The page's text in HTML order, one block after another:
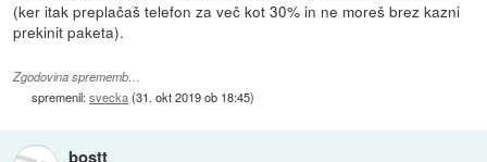
(ker itak preplačaš telefon za več kot 30% in ne moreš brez kazni
prekinit paketa).
Zgodovina sprememb…
spremenil:svecka(31. okt 2019 ob 18:45)
bostt